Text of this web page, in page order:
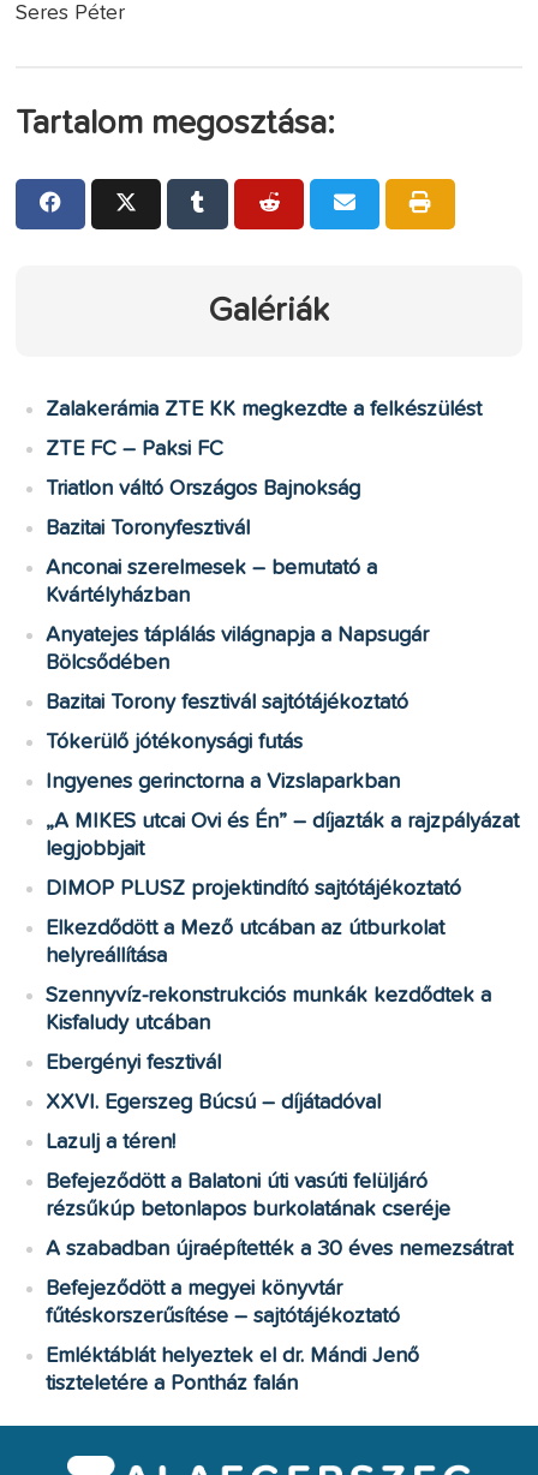
Seres Péter
Tartalom megosztása:
Galériák
Zalakerámia ZTE KK megkezdte a felkészülést
ZTE FC – Paksi FC
Triatlon váltó Országos Bajnokság
Bazitai Toronyfesztivál
Anconai szerelmesek – bemutató a
Kvártélyházban
Anyatejes táplálás világnapja a Napsugár
Bölcsődében
Bazitai Torony fesztivál sajtótájékoztató
Tókerülő jótékonysági futás
Ingyenes gerinctorna a Vizslaparkban
„A MIKES utcai Ovi és Én” – díjazták a rajzpályázat
legjobbjait
DIMOP PLUSZ projektindító sajtótájékoztató
Elkezdődött a Mező utcában az útburkolat
helyreállítása
Szennyvíz-rekonstrukciós munkák kezdődtek a
Kisfaludy utcában
Ebergényi fesztivál
XXVI. Egerszeg Búcsú – díjátadóval
Lazulj a téren!
Befejeződött a Balatoni úti vasúti felüljáró
rézsűkúp betonlapos burkolatának cseréje
A szabadban újraépítették a 30 éves nemezsátrat
Befejeződött a megyei könyvtár
fűtéskorszerűsítése – sajtótájékoztató
Emléktáblát helyeztek el dr. Mándi Jenő
tiszteletére a Pontház falán